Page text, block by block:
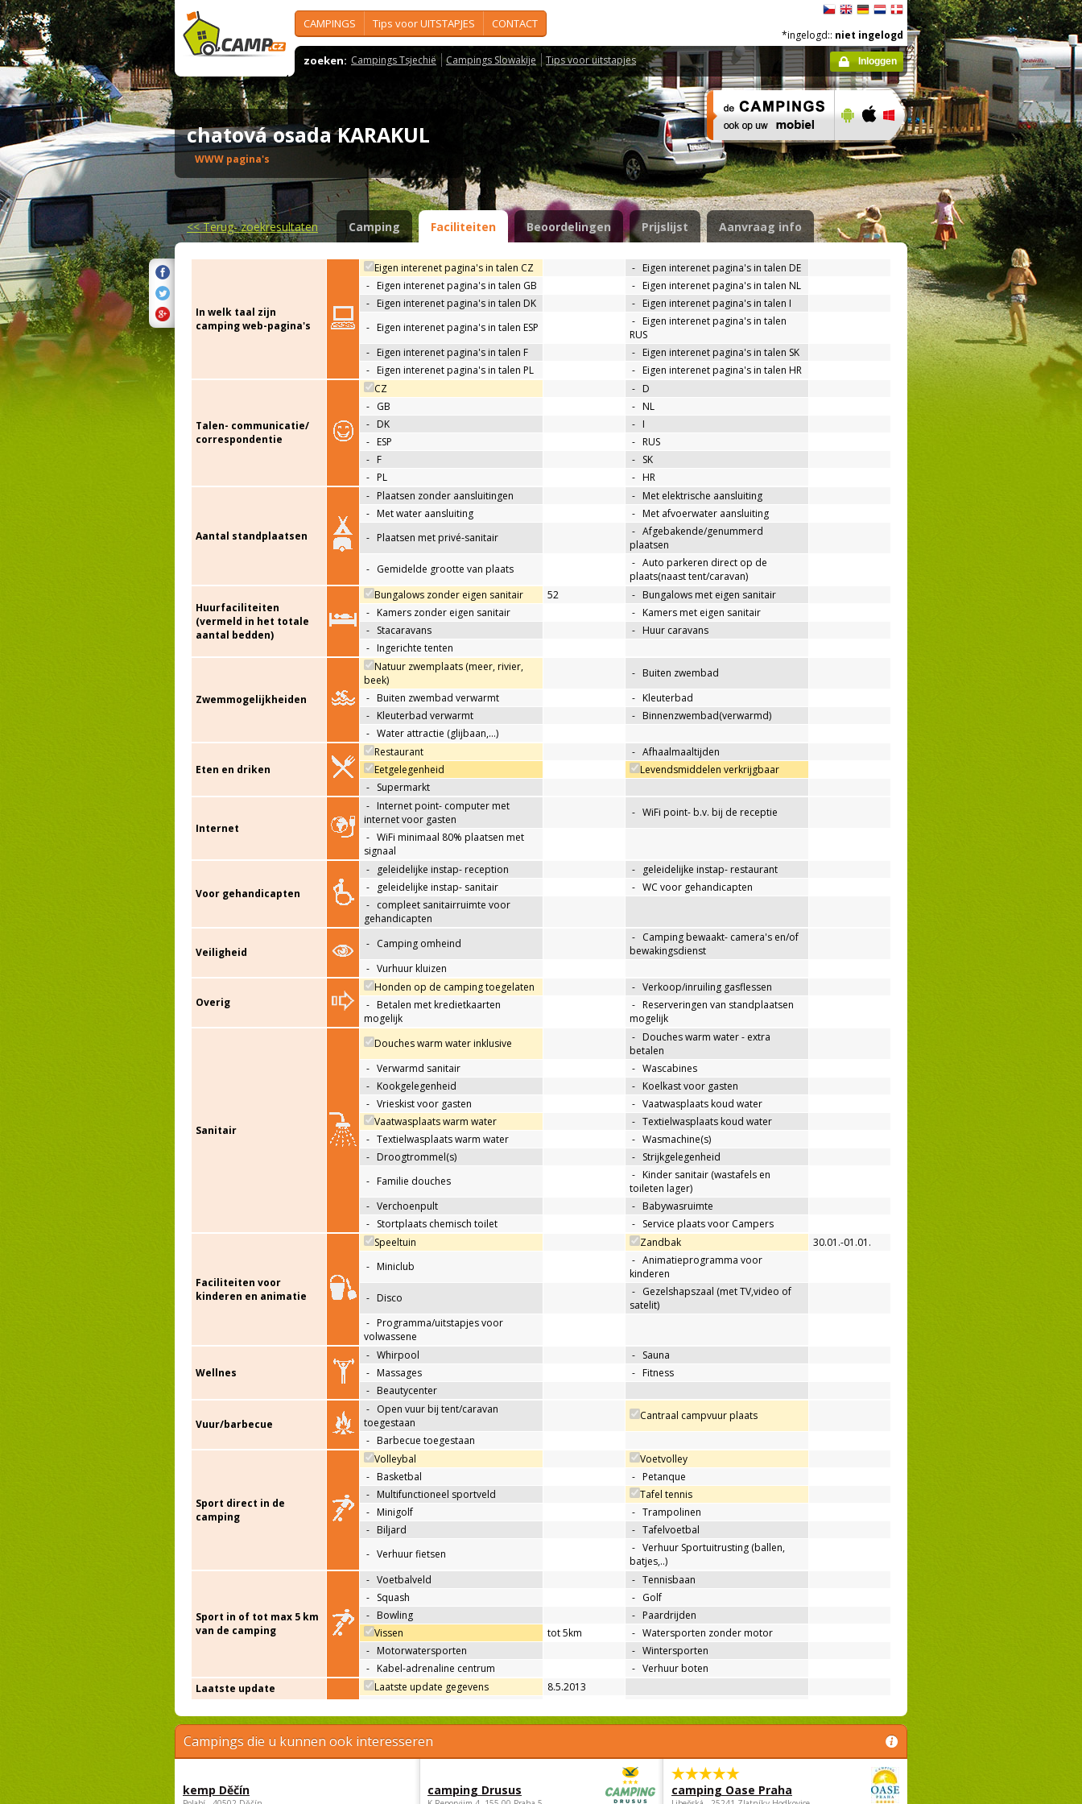
CAMPINGS Tips voor UITSTAPJES CONTACT
zoeken: Campings Tsjechië Campings Slowakije Tips voor uitstapjes
*ingelogd:: niet ingelogd
Inloggen
chatová osada KARAKUL
WWW pagina's
<<Terug- zoekresultaten Camping Faciliteiten Beoordelingen Prijslijst Aanvraag info
In welk taal zijn
camping web-pagina's
Eigen interenet pagina's in talen CZ - Eigen interenet pagina's in talen DE
- Eigen interenet pagina's in talen GB - Eigen interenet pagina's in talen NL
- Eigen interenet pagina's in talen DK - Eigen interenet pagina's in talen I
- Eigen interenet pagina's in talen ESP - Eigen interenet pagina's in talen
RUS
- Eigen interenet pagina's in talen F - Eigen interenet pagina's in talen SK
- Eigen interenet pagina's in talen PL - Eigen interenet pagina's in talen HR
Talen- communicatie/
correspondentie
CZ - D
- GB - NL
- DK - I
- ESP - RUS
- F - SK
- PL - HR
Aantal standplaatsen
- Plaatsen zonder aansluitingen - Met elektrische aansluiting
- Met water aansluiting - Met afvoerwater aansluiting
- Plaatsen met privé-sanitair - Afgebakende/genummerd
plaatsen
- Gemidelde grootte van plaats - Auto parkeren direct op de
plaats(naast tent/caravan)
Huurfaciliteiten
(vermeld in het totale
aantal bedden)
Bungalows zonder eigen sanitair 52 - Bungalows met eigen sanitair
- Kamers zonder eigen sanitair - Kamers met eigen sanitair
- Stacaravans - Huur caravans
- Ingerichte tenten
Zwemmogelijkheiden
Natuur zwemplaats (meer, rivier,
beek)
- Buiten zwembad
- Buiten zwembad verwarmt - Kleuterbad
- Kleuterbad verwarmt - Binnenzwembad(verwarmd)
- Water attractie (glijbaan,…)
Eten en driken
Restaurant - Afhaalmaaltijden
Eetgelegenheid
Levendsmiddelen verkrijgbaar
- Supermarkt
Internet
- Internet point- computer met
internet voor gasten
- WiFi point- b.v. bij de receptie
- WiFi minimaal 80% plaatsen met
signaal
Voor gehandicapten
- geleidelijke instap- reception -
geleidelijke instap- restaurant
-
geleidelijke instap- sanitair - WC voor gehandicapten
- compleet sanitairruimte voor
gehandicapten
Veiligheid
- Camping omheind - Camping bewaakt- camera's en/of
bewakingsdienst
- Vurhuur kluizen
Overig
Honden op de camping toegelaten - Verkoop/inruiling gasflessen
- Betalen met kredietkaarten
mogelijk
- Reserveringen van standplaatsen
mogelijk
Sanitair
Douches warm water inklusive - Douches warm water - extra
betalen
- Verwarmd sanitair - Wascabines
- Kookgelegenheid - Koelkast voor gasten
- Vrieskist voor gasten - Vaatwasplaats koud water
Vaatwasplaats warm water
- Textielwasplaats koud water
- Textielwasplaats warm water - Wasmachine(s)
- Droogtrommel(s) - Strijkgelegenheid
- Familie douches - Kinder sanitair (wastafels en
toileten lager)
- Verchoenpult - Babywasruimte
- Stortplaats chemisch toilet - Service plaats voor Campers
Faciliteiten voor
kinderen en animatie
Speeltuin Zandbak
30.01.-01.01.
- Miniclub - Animatieprogramma voor
kinderen
- Disco - Gezelshapszaal (met TV,video of
satelit)
- Programma/uitstapjes voor
volwassene
Wellnes
- Whirpool - Sauna
- Massages - Fitness
- Beautycenter
Vuur/barbecue
- Open vuur bij tent/caravan
toegestaan
Cantraal campvuur plaats
- Barbecue toegestaan
Sport direct in de
camping
Volleybal
Voetvolley
- Basketbal - Petanque
- Multifunctioneel sportveld
Tafel tennis
- Minigolf - Trampolinen
- Biljard - Tafelvoetbal
- Verhuur fietsen - Verhuur Sportuitrusting (ballen,
batjes,..)
Sport in of tot max 5 km
van de camping
- Voetbalveld - Tennisbaan
- Squash - Golf
- Bowling - Paardrijden
Vissen
tot 5km - Watersporten zonder motor
- Motorwatersporten - Wintersporten
- Kabel-adrenaline centrum - Verhuur boten
Laatste update
Laatste update gegevens 8.5.2013
Campings die u kunnen ook interesseren
kemp Děčín camping Drusus camping Oase Praha